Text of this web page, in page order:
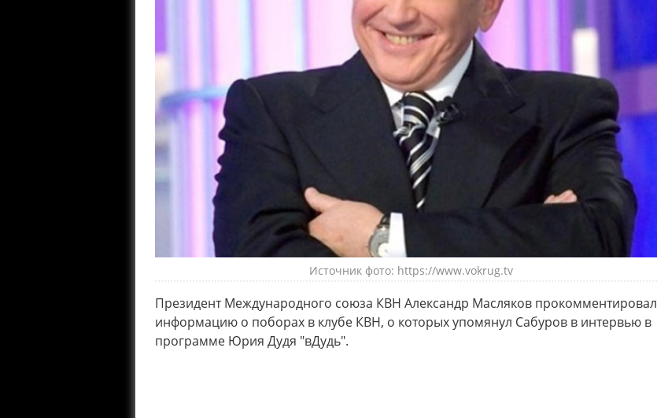
Источник фото: https://www.vokrug.tv
Президент Международного союза КВН Александр Масляков прокомментировал
информацию о поборах в клубе КВН, о которых упомянул Сабуров в интервью в
программе Юрия Дудя "вДудь".